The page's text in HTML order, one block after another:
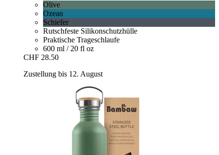
Olive
Ozean
Schiefer
Rutschfeste Silikonschutzhülle
Praktische Trageschlaufe
600 ml / 20 fl oz
CHF 28.50
Zustellung bis 12. August